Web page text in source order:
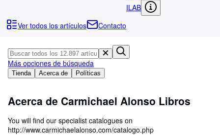
Comenzar a vender
CERRAR
ILAB
Ver todos los artículos
Contacto
Tienda Acerca de Políticas
Más opciones de búsqueda
Acerca de Carmichael Alonso Libros
You will find our specialist catalogues on
http://www.carmichaelalonso.com/catalogo.php